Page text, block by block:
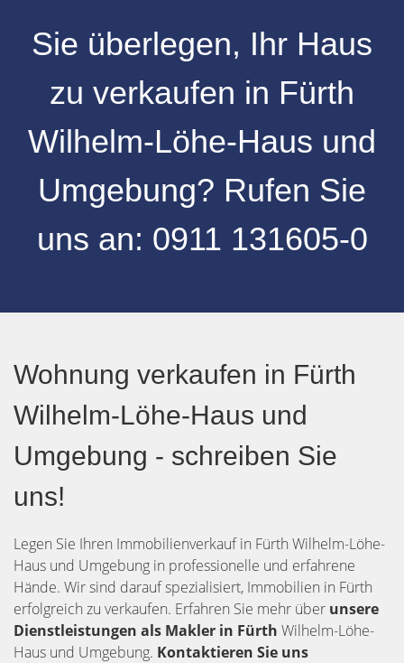
Sie überlegen, Ihr Haus
zu verkaufen in Fürth
Wilhelm-Löhe-Haus und
Umgebung? Rufen Sie
uns an: 0911 131605-0
Wohnung verkaufen in Fürth
Wilhelm-Löhe-Haus und
Umgebung - schreiben Sie
uns!
Legen Sie Ihren Immobilienverkauf in Fürth Wilhelm-Löhe-
Haus und Umgebung in professionelle und erfahrene
Hände. Wir sind darauf spezialisiert, Immobilien in Fürth
erfolgreich zu verkaufen. Erfahren Sie mehr über unsere
Dienstleistungen als Makler in Fürth Wilhelm-Löhe-
Haus und Umgebung. Kontaktieren Sie uns